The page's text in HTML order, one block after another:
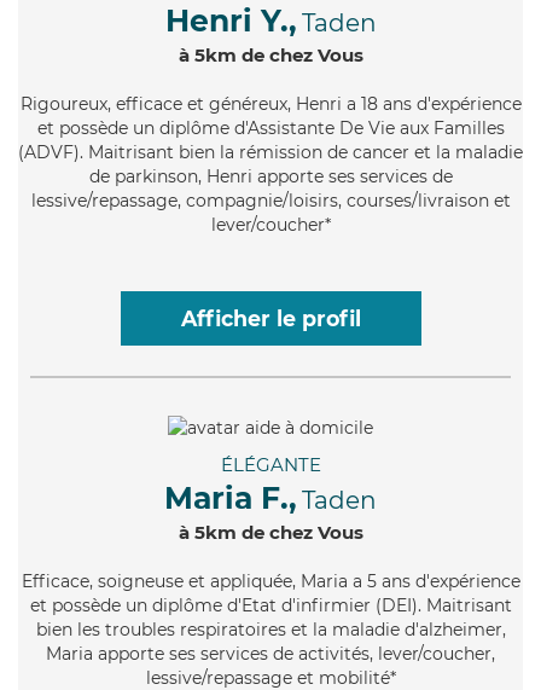
Henri Y., Taden
à 5km de chez Vous
Rigoureux, efficace et généreux, Henri a 18 ans d'expérience
et possède un diplôme d'Assistante De Vie aux Familles
(ADVF). Maitrisant bien la rémission de cancer et la maladie
de parkinson, Henri apporte ses services de
lessive/repassage, compagnie/loisirs, courses/livraison et
lever/coucher*
Afficher le profil
ÉLÉGANTE
Maria F., Taden
à 5km de chez Vous
Efficace, soigneuse et appliquée, Maria a 5 ans d'expérience
et possède un diplôme d'Etat d'infirmier (DEI). Maitrisant
bien les troubles respiratoires et la maladie d'alzheimer,
Maria apporte ses services de activités, lever/coucher,
lessive/repassage et mobilité*